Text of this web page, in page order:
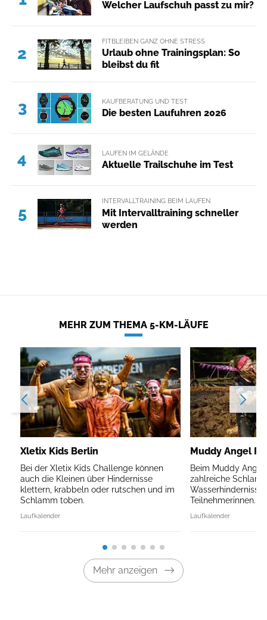
Welcher Laufschuh passt zu mir?
2
FITBLEIBEN GANZ OHNE STRESS
Urlaub ohne Trainingsplan: So
bleibst du fit
3 KAUFBERATUNG UND TEST
Die besten Laufuhren 2026
4 LAUFEN IM GELÄNDE
Aktuelle Trailschuhe im Test
5
INTERVALLTRAINING BEIM LAUFEN
Mit Intervalltraining schneller
werden
MEHR ZUM THEMA 5-KM-LÄUFE
Xletix Kids Berlin
Bei der Xletix Kids Challenge können
auch die Kleinen über Hindernisse
klettern, krabbeln oder rutschen und im
Schlamm toben.
Laufkalender
Muddy Angel
Beim Muddy
zahlreiche
Wasserhindernisse
Teilnehmerinnen.
Laufkalender
Mehr anzeigen